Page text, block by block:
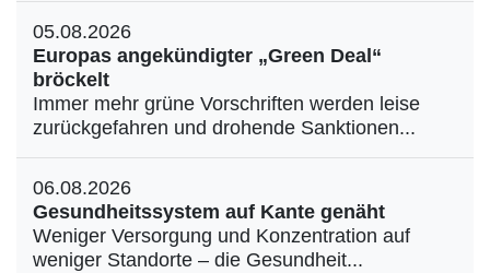
05.08.2026
Europas angekündigter „Green Deal“
bröckelt
Immer mehr grüne Vorschriften werden leise
zurückgefahren und drohende Sanktionen...
06.08.2026
Gesundheitssystem auf Kante genäht
Weniger Versorgung und Konzentration auf
weniger Standorte – die Gesundheit...